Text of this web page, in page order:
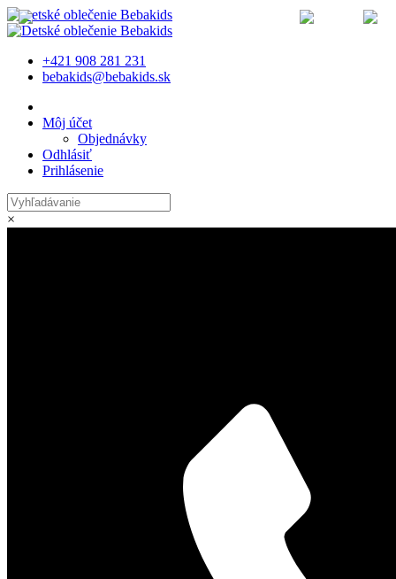
+421 908 281 231
bebakids@bebakids.sk
Môj účet
Objednávky
Odhlásiť
Prihlásenie
×